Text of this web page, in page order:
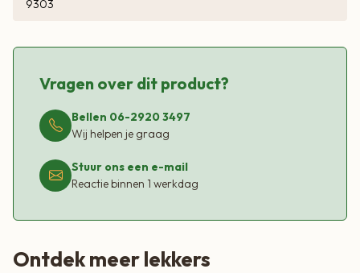
9303
Vragen over dit product?
Bellen 06-2920 3497
Wij helpen je graag
Stuur ons een e-mail
Reactie binnen 1 werkdag
Ontdek meer lekkers